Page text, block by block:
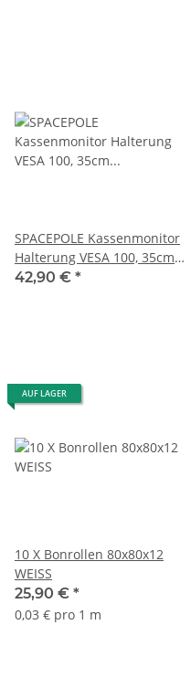
SPACEPOLE Kassenmonitor
Halterung VESA 100, 35cm
Standrohr, schwarz
42,90 € *
AUF LAGER
10 X Bonrollen 80x80x12
WEISS
25,90 € *
0,03 € pro 1 m